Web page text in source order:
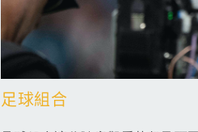
足球組合